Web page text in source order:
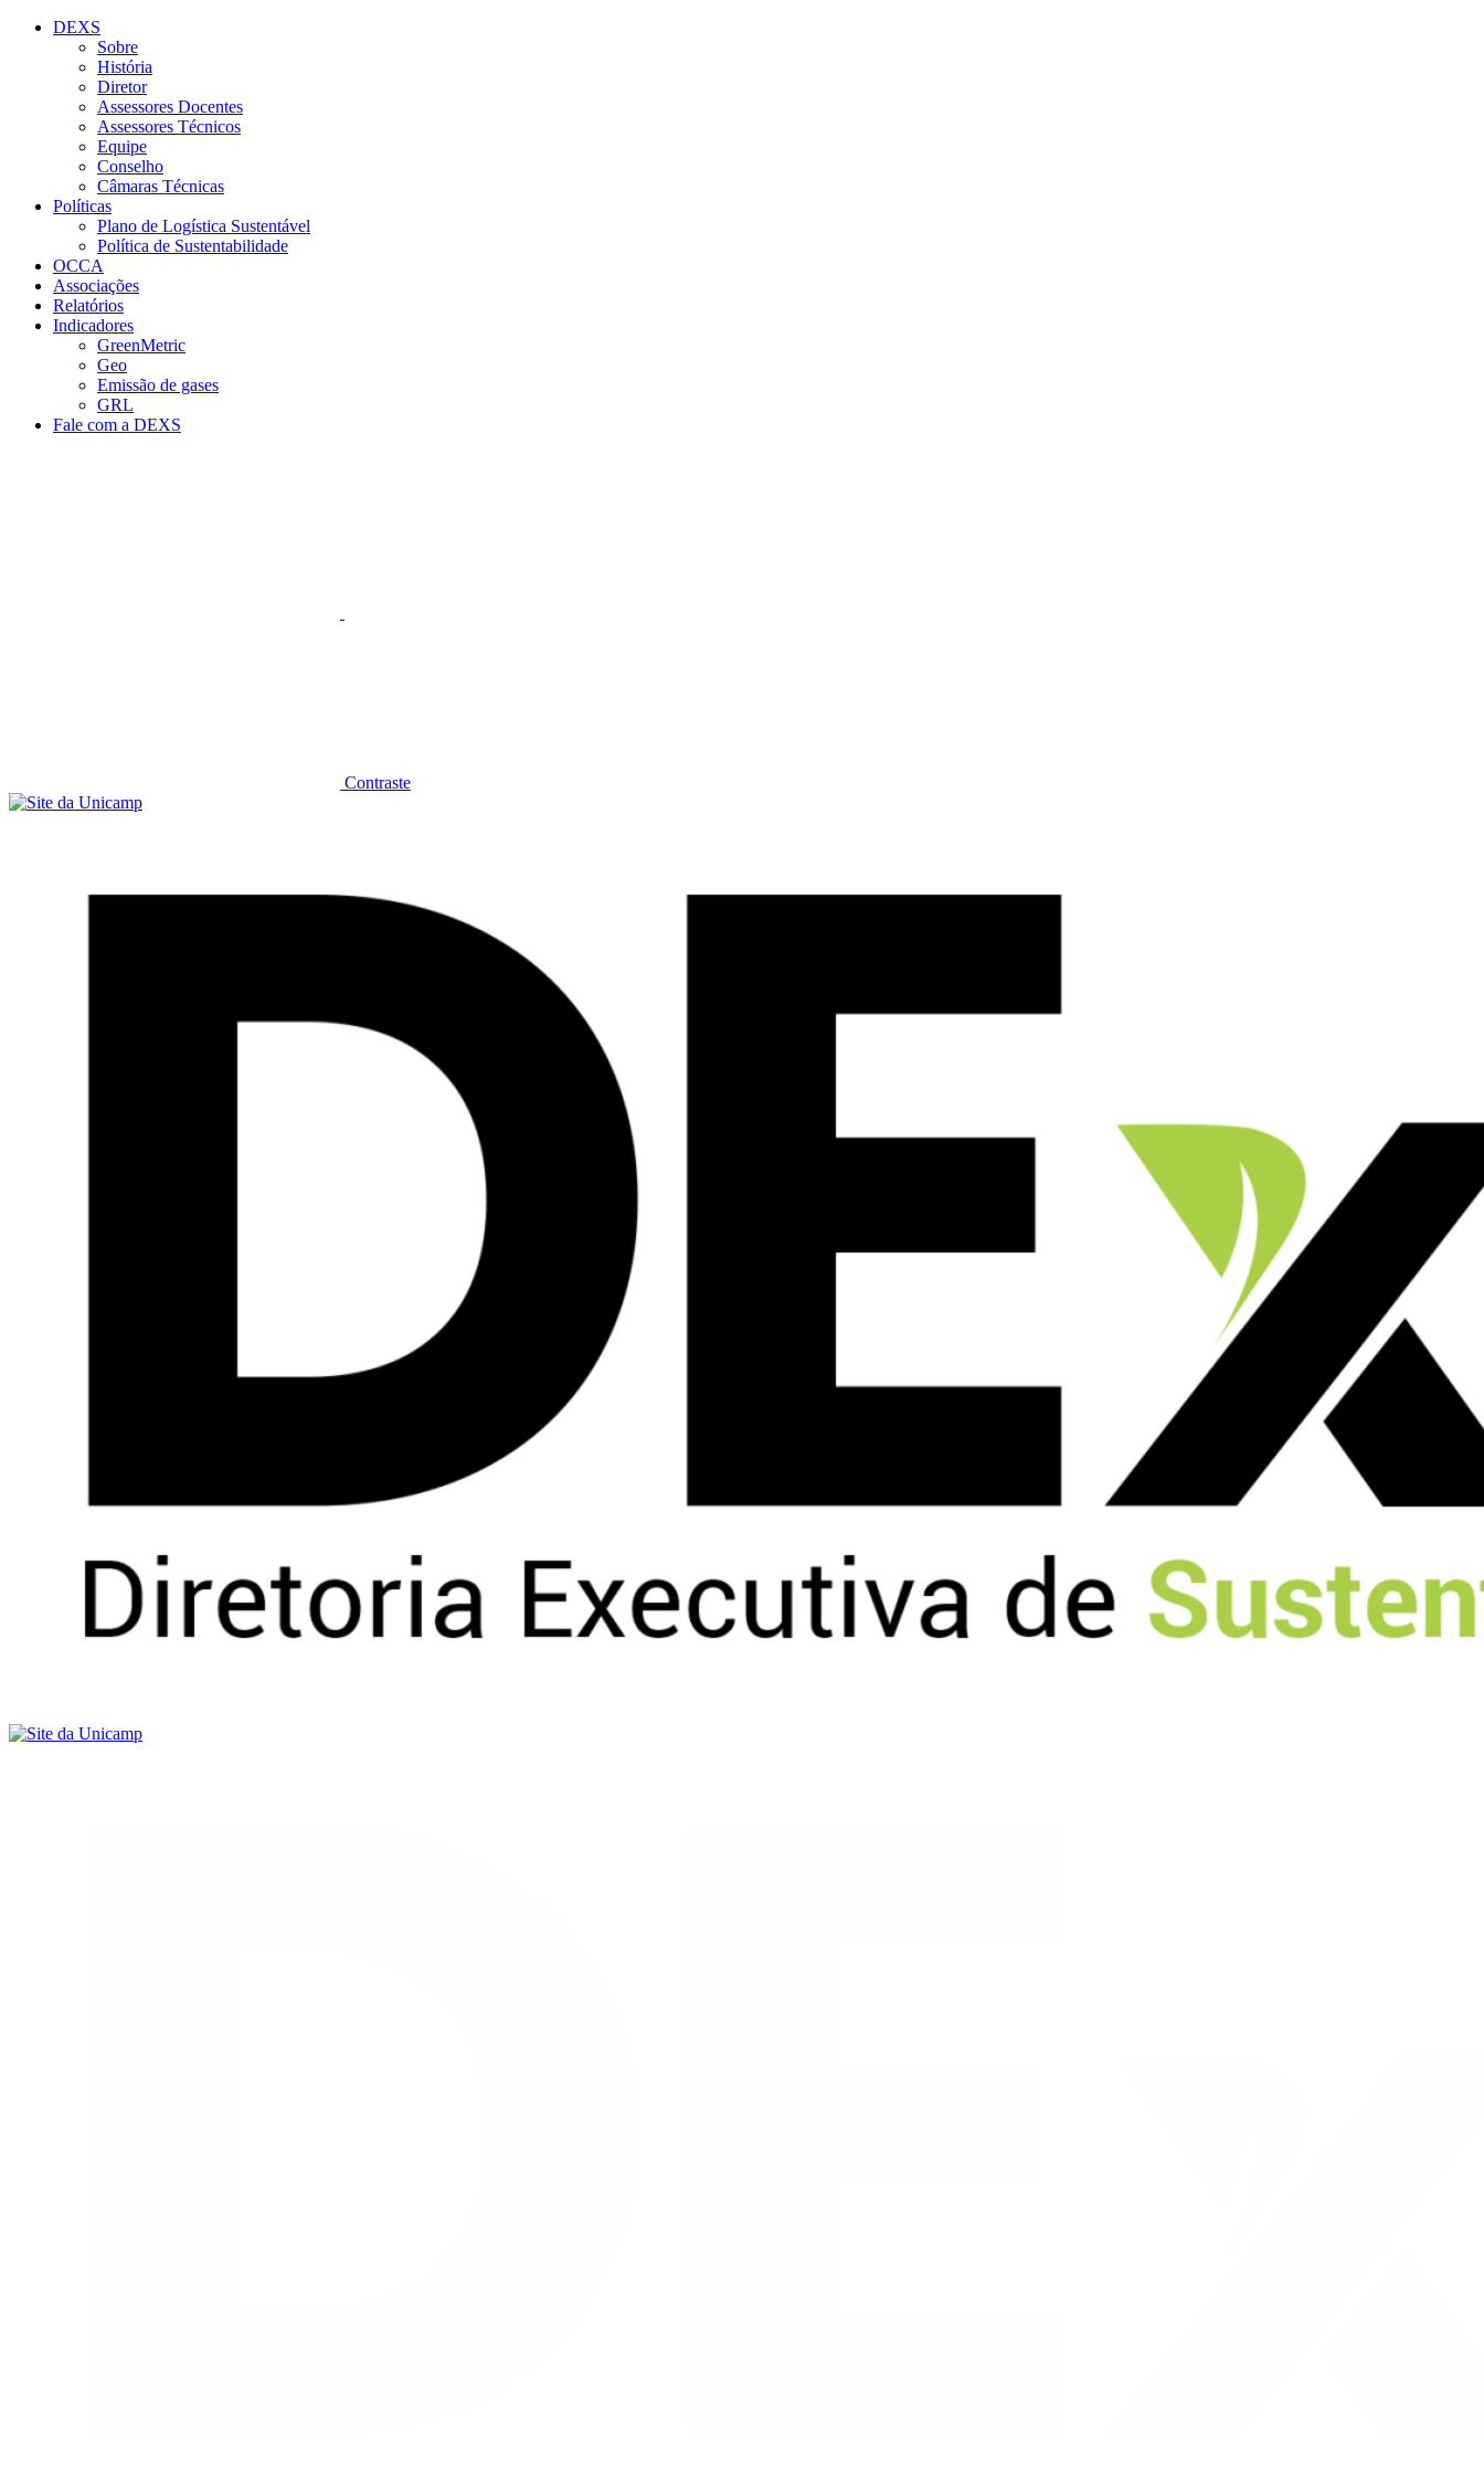
Conteúdo principal
DEXS
Sobre
História
Diretor
Assessores Docentes
Assessores Técnicos
Equipe
Conselho
Câmaras Técnicas
Políticas
Plano de Logística Sustentável
Política de Sustentabilidade
OCCA
Associações
Relatórios
Indicadores
GreenMetric
Geo
Emissão de gases
GRL
Fale com a DEXS
Contraste